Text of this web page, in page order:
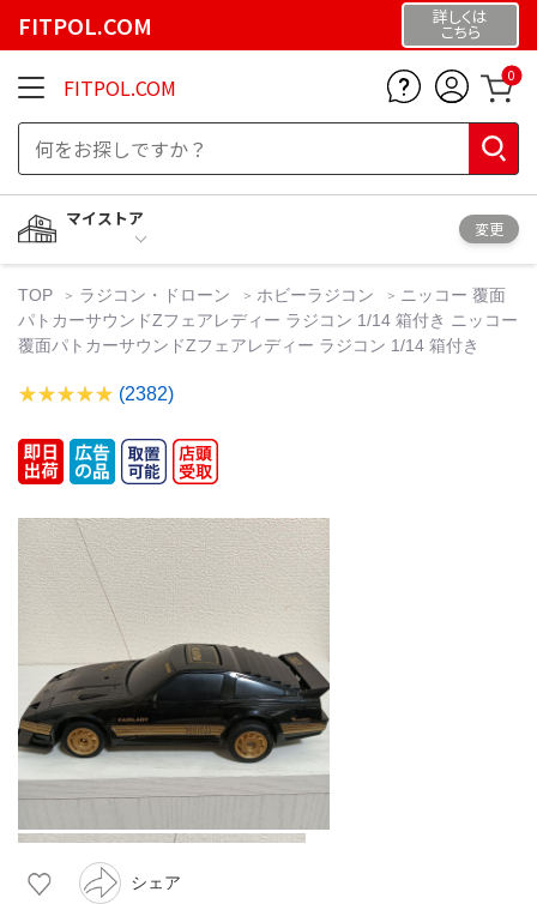
FITPOL.COM 詳しくは
こちら
FITPOL.COM 0
マイストア
変更
TOP ラジコン・ドローン ホビーラジコン
ニッコー 覆面
パトカーサウンドZフェアレディー ラジコン 1/14 箱付き ニッコー
覆面パトカーサウンドZフェアレディー ラジコン 1/14 箱付き
(2382)
シェア